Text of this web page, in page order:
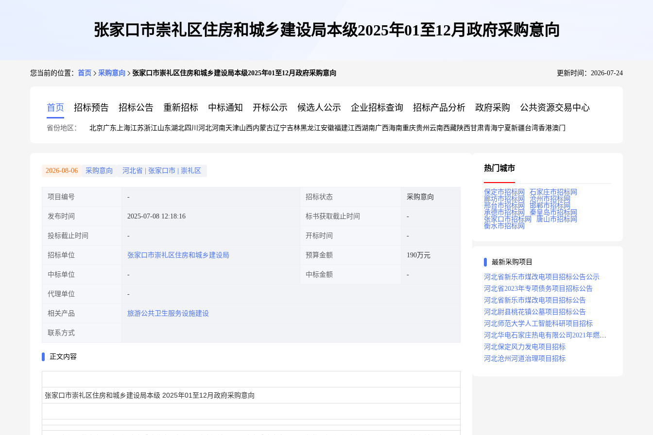
张家口市崇礼区住房和城乡建设局本级2025年01至12月政府采购意向
您当前的位置： 首页 采购意向 张家口市崇礼区住房和城乡建设局本级2025年01至12月政府采购意向 更新时间：2026-07-24
首页 招标预告 招标公告 重新招标 中标通知 开标公示 候选人公示 企业招标查询 招标产品分析 政府采购 公共资源交易中心
省份地区： 北京广东 上海江苏浙江山东湖北四川 河北河南天津山西内蒙古辽宁吉林黑龙江安徽福建江西湖南广西海南重庆贵州 云南西藏陕西甘肃青海宁夏新疆台湾香港澳门
2026-08-06 采购意向 河北省 张家口市 崇礼区
项目编号 招标状态 采购意向
发布时间 2025-07-08 12:18:16 标书获取截止时间
投标截止时间 开标时间
招标单位 张家口市崇礼区住房和城乡建设局 预算金额 190万元
中标单位 中标金额
代理单位
相关产品 旅游公共卫生服务设施建设
联系方式
正文内容
张家口市崇礼区住房和城乡建设局本级 2025年01至12月政府采购意向
热门城市
保定市招标网
石家庄市招标网
廊坊市招标网
沧州市招标网
邢台市招标网
邯郸市招标网
承德市招标网
秦皇岛市招标网
张家口市招标网
唐山市招标网
衡水市招标网
最新采购项目
河北省新乐市煤改电项目招标公告公示
河北省2023年专项债务项目招标公告
河北省新乐市煤改电项目招标公告
河北尉县桃花镇公墓项目招标公告
河北师范大学人工智能科研项目招标
河北华电石家庄热电有限公司2021年燃料
分场辅助运行项目招标公告
河北保定风力发电项目招标
河北沧州河道治理项目招标